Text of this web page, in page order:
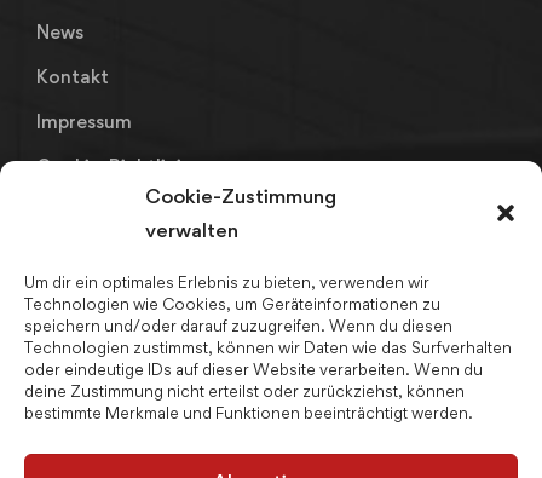
Cookie-Zustimmung
verwalten
Um dir ein optimales Erlebnis zu bieten, verwenden wir
Technologien wie Cookies, um Geräteinformationen zu
speichern und/oder darauf zuzugreifen. Wenn du diesen
Technologien zustimmst, können wir Daten wie das Surfverhalten
oder eindeutige IDs auf dieser Website verarbeiten. Wenn du
deine Zustimmung nicht erteilst oder zurückziehst, können
bestimmte Merkmale und Funktionen beeinträchtigt werden.
News
Kontakt
Impressum
Cookie-Richtlinie
Links
Fahrpläne LK Kronach
Bay. Realschulnetz